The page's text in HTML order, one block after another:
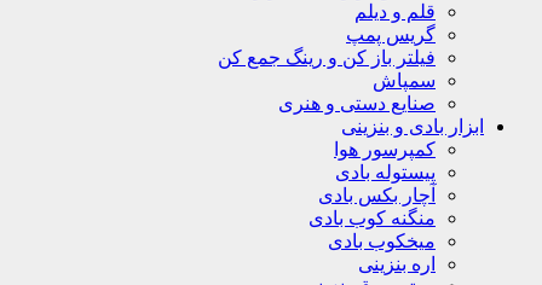
قلم و دیلم
گریس پمپ
فیلتر باز کن و رینگ جمع کن
سمپاش
صنایع دستی و هنری
ابزار بادی و بنزینی
کمپرسور هوا
پیستوله بادی
آچار بکس بادی
منگنه کوب بادی
میخکوب بادی
اره بنزینی